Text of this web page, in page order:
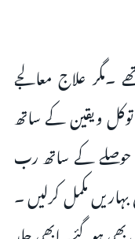
۔مگر علاج معالجے
ویقین کے ساتھ
کے ساتھ رب
بہاریں مکمل کرلیں ۔